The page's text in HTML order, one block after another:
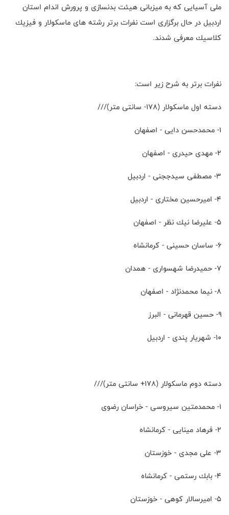
ملى آسيايى كه به ميزبانى هيئت بدنسازى و پرورش اندام استان
اردبيل در حال برگزارى است نفرات برتر رشته هاى ماسكولار و فيزيك
كلاسيك معرفى شدند.
نفرات برتر به شرح زير است:
دسته اول ماسكولار (١٧٨- سانتى متر)///
۱- محمدحسن دايى - اصفهان
۲- مهدى حيدرى - اصفهان
۳- مصطفى سيدججنى - اردبيل
۴- اميرحسين مختارى - اردبيل
۵- عليرضا نيك نظر - اصفهان
۶- ساسان حسينى - كرمانشاه
۷- حميدرضا شهسوارى - همدان
۸- نيما محمدنژاد - اصفهان
۹- حسين قهرمانى - البرز
۱۰- شهريار پندى - اردبيل
دسته دوم ماسکولار (۱۷۸+ سانتی متر)///
۱- محمدمتين سيروسى - خراسان رضوى
۲- فرهاد مينايى - كرمانشاه
۳- على مجدى - خوزستان
۴- بابك رستمى - كرمانشاه
۵- اميرسالار كوهى - خوزستان